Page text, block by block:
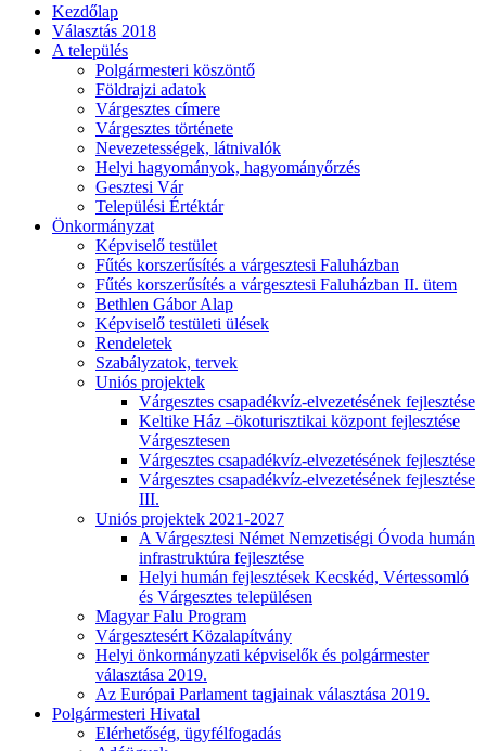
Kezdőlap
Választás 2018
A település
Polgármesteri köszöntő
Földrajzi adatok
Várgesztes címere
Várgesztes története
Nevezetességek, látnivalók
Helyi hagyományok, hagyományőrzés
Gesztesi Vár
Települési Értéktár
Önkormányzat
Képviselő testület
Fűtés korszerűsítés a várgesztesi Faluházban
Fűtés korszerűsítés a várgesztesi Faluházban II. ütem
Bethlen Gábor Alap
Képviselő testületi ülések
Rendeletek
Szabályzatok, tervek
Uniós projektek
Várgesztes csapadékvíz-elvezetésének fejlesztése
Keltike Ház –ökoturisztikai központ fejlesztése
Várgesztesen
Várgesztes csapadékvíz-elvezetésének fejlesztése
Várgesztes csapadékvíz-elvezetésének fejlesztése
III.
Uniós projektek 2021-2027
A Várgesztesi Német Nemzetiségi Óvoda humán
infrastruktúra fejlesztése
Helyi humán fejlesztések Kecskéd, Vértessomló
és Várgesztes településen
Magyar Falu Program
Várgesztesért Közalapítvány
Helyi önkormányzati képviselők és polgármester
választása 2019.
Az Európai Parlament tagjainak választása 2019.
Polgármesteri Hivatal
Elérhetőség, ügyfélfogadás